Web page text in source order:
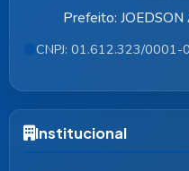
Prefeito:
CNPJ: 01.612.323/0001-
Institucional